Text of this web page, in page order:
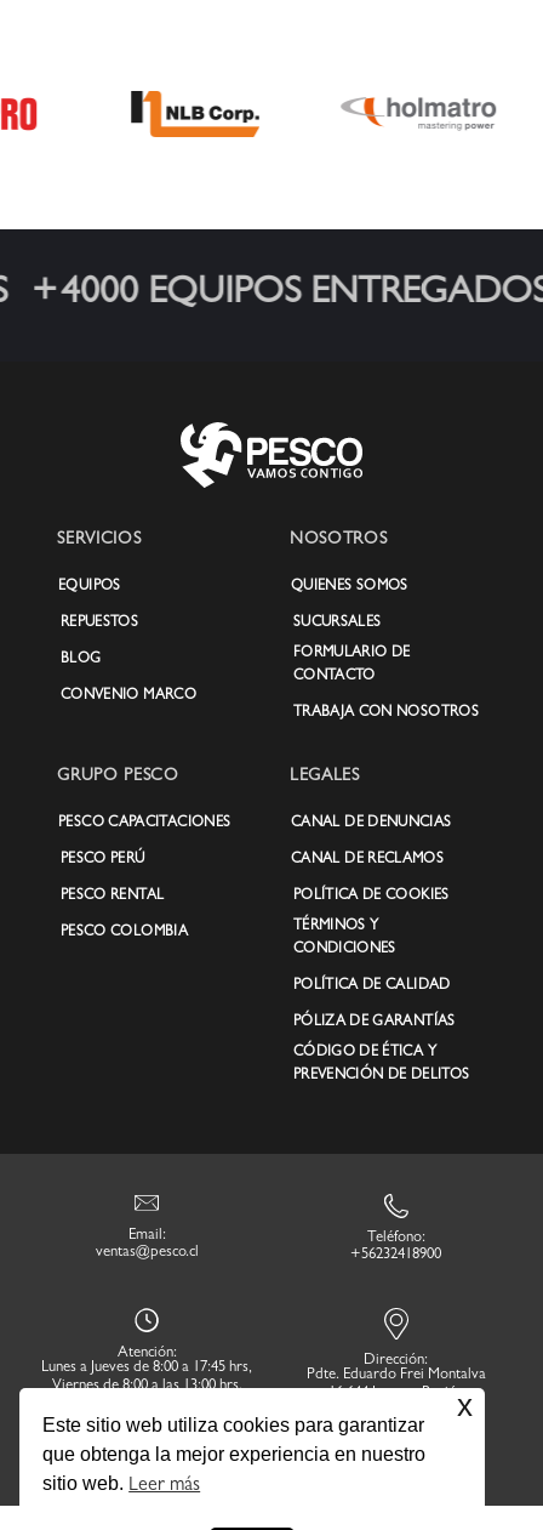
4000 EQUIPOS ENTREGADOS
SERVICIOS
EQUIPOS
REPUESTOS
BLOG
CONVENIO MARCO
NOSOTROS
QUIENES SOMOS
SUCURSALES
FORMULARIO DE
CONTACTO
TRABAJA CON NOSOTROS
GRUPO PESCO
PESCO CAPACITACIONES
PESCO PERÚ
PESCO RENTAL
PESCO COLOMBIA
LEGALES
CANAL DE DENUNCIAS
CANAL DE RECLAMOS
POLÍTICA DE COOKIES
TÉRMINOS Y
CONDICIONES
POLÍTICA DE CALIDAD
PÓLIZA DE GARANTÍAS
CÓDIGO DE ÉTICA Y
PREVENCIÓN DE DELITOS
Email:
ventas@pesco.cl
Teléfono:
+56232418900
Atención:
Lunes a Jueves de 8:00 a 17:45 hrs,
Viernes de 8:00 a las 13:00 hrs.
Dirección:
Pdte. Eduardo Frei Montalva
16.644 Lampa. Región
Este sitio web utiliza cookies para garantizar
que obtenga la mejor experiencia en nuestro
sitio web. Leer más
x